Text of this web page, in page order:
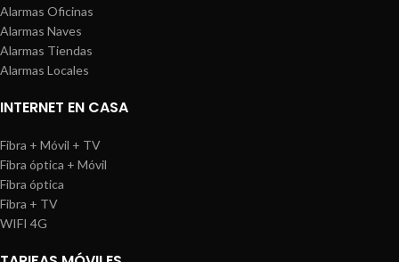
Alarmas Oficinas
Alarmas Naves
Alarmas Tiendas
Alarmas Locales
INTERNET EN CASA
Fibra + Móvil + TV
Fibra óptica + Móvil
Fibra óptica
Fibra + TV
WIFI 4G